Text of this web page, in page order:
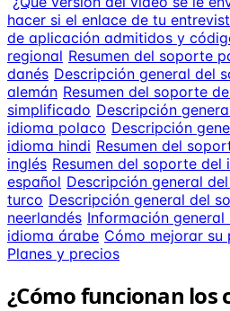
hacer si el enlace de tu
de aplicación admitidos y
regional Resumen del soporte
danés Descripción general del
alemán Resumen del soporte
simplificado Descripción
idioma polaco Descripción
idioma hindi Resumen del
inglés Resumen del soporte del
español Descripción general
turco Descripción general del
neerlandés Información
idioma árabe Cómo mejorar su
Planes y precios
¿Cómo funcionan los